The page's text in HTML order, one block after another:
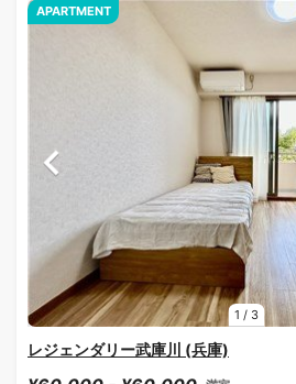
1 / 3
APARTMENT
レジェンダリー武庫川 (兵庫)